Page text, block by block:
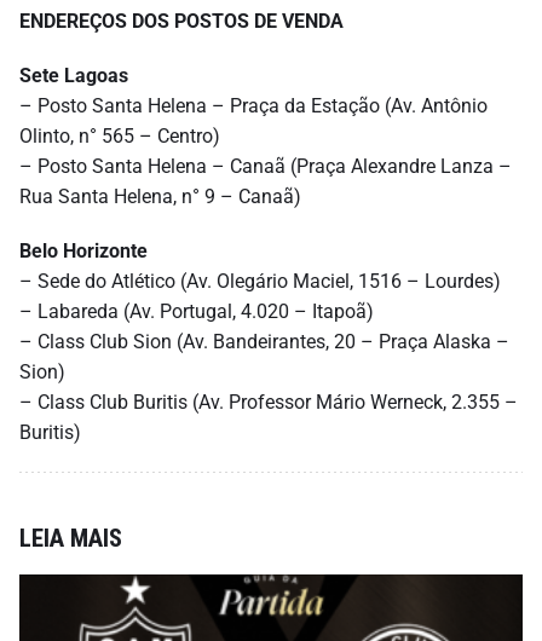
ENDEREÇOS DOS POSTOS DE VENDA
Sete Lagoas
– Posto Santa Helena – Praça da Estação (Av. Antônio
Olinto, n° 565 – Centro)
– Posto Santa Helena – Canaã (Praça Alexandre Lanza –
Rua Santa Helena, n° 9 – Canaã)
Belo Horizonte
– Sede do Atlético (Av. Olegário Maciel, 1516 – Lourdes)
– Labareda (Av. Portugal, 4.020 – Itapoã)
– Class Club Sion (Av. Bandeirantes, 20 – Praça Alaska –
Sion)
– Class Club Buritis (Av. Professor Mário Werneck, 2.355 –
Buritis)
LEIA MAIS